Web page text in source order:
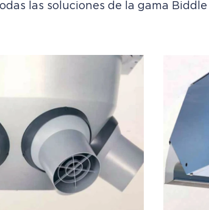
las soluciones de la gama